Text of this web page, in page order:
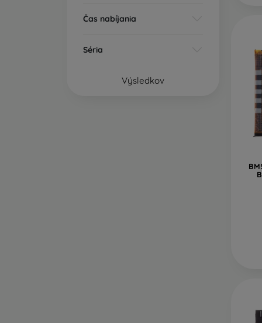
Čas nabíjania
Séria
Výsledkov